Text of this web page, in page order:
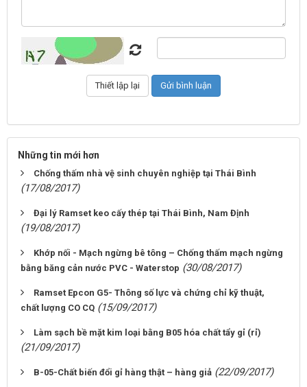
Những tin mới hơn
Chống thấm nhà vệ sinh chuyên nghiệp tại Thái Bình
(17/08/2017)
Đại lý Ramset keo cấy thép tại Thái Bình, Nam Định
(19/08/2017)
Khớp nối - Mạch ngừng bê tông – Chống thấm mạch ngừng
bằng băng cản nước PVC - Waterstop (30/08/2017)
Ramset Epcon G5- Thông số lực và chứng chỉ kỹ thuật,
chất lượng CO CQ (15/09/2017)
Làm sạch bề mặt kim loại bằng B05 hóa chất tẩy gỉ (rỉ)
(21/09/2017)
B-05-Chất biến đổi gỉ hàng thật – hàng giả (22/09/2017)